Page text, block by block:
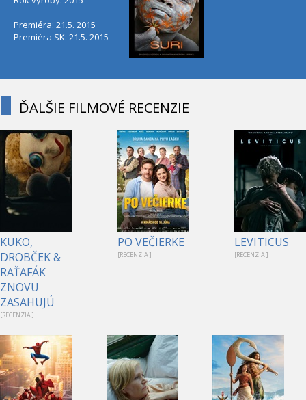
Premiéra: 21.5. 2015
Premiéra SK: 21.5. 2015
ĎALŠIE FILMOVÉ RECENZIE
KUKO,
DROBČEK &
RAŤAFÁK
ZNOVU
ZASAHUJÚ
[RECENZIA ]
PO VEČIERKE
[RECENZIA ]
LEVITICUS
[RECENZIA ]